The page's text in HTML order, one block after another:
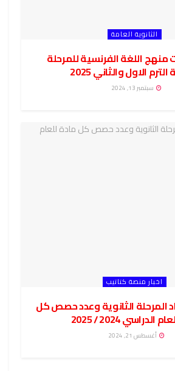
الثانوية العامة
منهج اللغة الفرنسية للمرحلة
الاول والثاني 2025
سبتمبر 13, 2024
اخبار منصة كتاتيب
المرحلة الثانوية وعدد حصص كل
2024 / 2025
أغسطس 21, 2024